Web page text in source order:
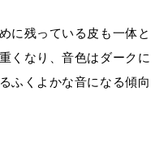
に残っている皮も一体と
くなり、音色はダークに
ふくよかな音になる傾向